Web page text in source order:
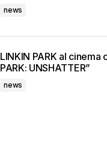
news
LINKIN PARK al cinema
PARK: UNSHATTER”
news